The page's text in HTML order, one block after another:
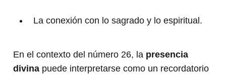
La conexión con lo sagrado y lo espiritual.
En el contexto del número 26, la presencia
divina puede interpretarse como un recordatorio